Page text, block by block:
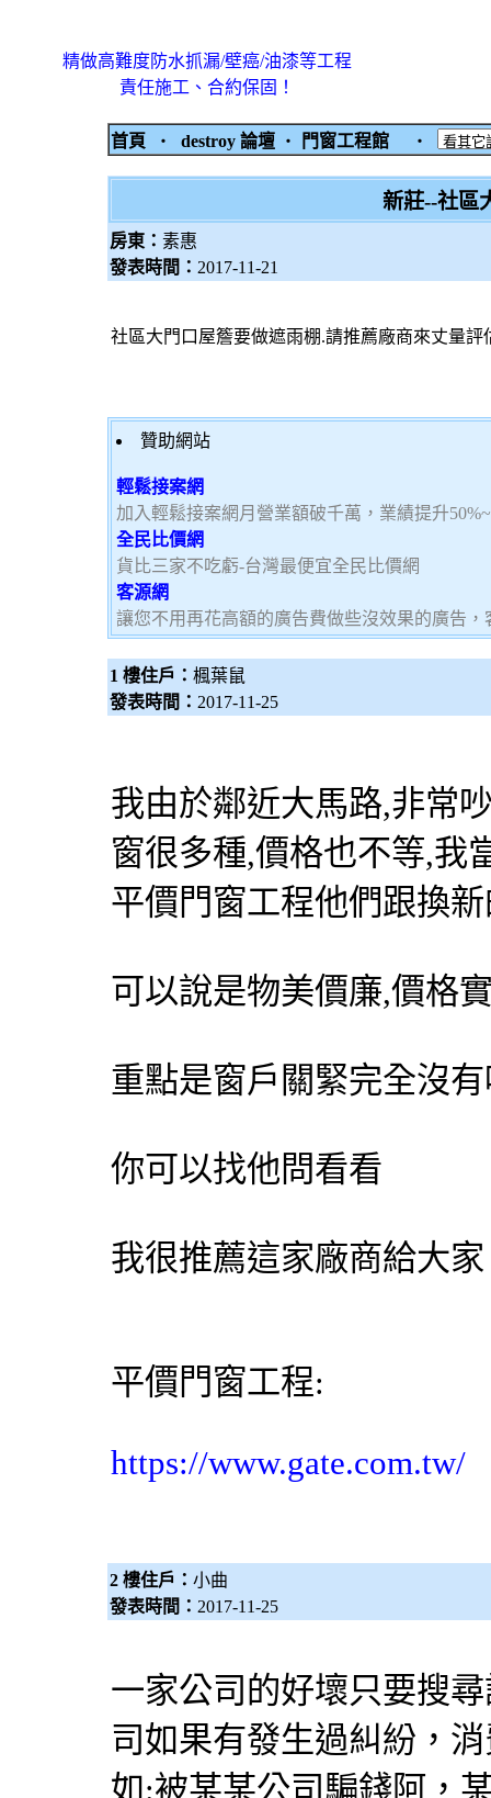
精做高難度防水抓漏/壁癌/油漆等工程
責任施工、合約保固！
首頁 ‧ destroy 論壇 ‧ 門窗工程館 ‧
新莊--社區
房東： 素惠
發表時間： 2017-11-21
社區大門口屋簷要做遮雨棚.請推薦廠商來丈量評
贊助網站
輕鬆接案網
加入輕鬆接案網月營業額破千萬，業績提升
全民比價網
貨比三家不吃虧-台灣最便宜全民比價網
客源網
讓您不用再花高額的廣告費做些沒效果的廣告
1 樓住戶： 楓葉鼠
發表時間： 2017-11-25
我由於鄰近大馬路,非常
窗很多種,價格也不等,我
平價 門窗工程他們跟換
可以說是物美價廉,價格
重點是窗戶關緊完全沒
你可以找他問看看
我很推薦這家廠商給大家
平價 門窗工程:
https://www.gate.com.tw/
2 樓住戶： 小曲
發表時間： 2017-11-25
一家公司的好壞只要搜
司如果有發生過糾紛，
如:被某某公司騙錢阿，